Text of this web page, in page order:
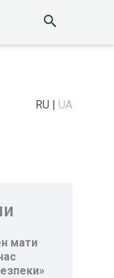
RU UA
мати